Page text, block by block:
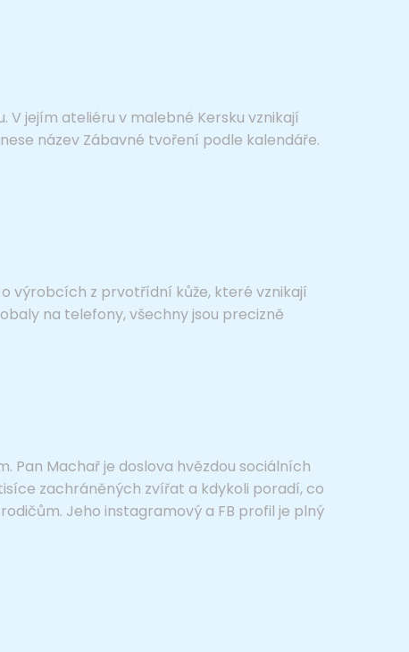
jejím ateliéru v malebné Kersku vznikají
název Zábavné tvoření podle kalendáře.
výrobcích z prvotřídní kůže, které vznikají
na telefony, všechny jsou precizně
Pan Machař je doslova hvězdou sociálních
zachráněných zvířat a kdykoli poradí, co
Jeho instagramový a FB profil je plný